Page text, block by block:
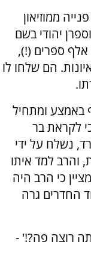
ממוזיאון
יהודי בשם
אלף ספרים (!),
הם שלחו לו
באמצע ומתחיל
לקראת בר
נשלח על ידי
והרב למד איתו
כי הרב היה
החדרים גרה
רוצה פה?!' -